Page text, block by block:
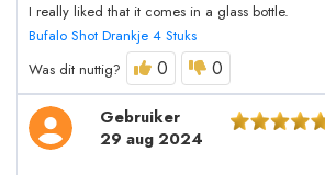
I really liked that it comes in a glass bottle.
Bufalo Shot Drankje 4 Stuks
Was dit nuttig?
0 0
Gebruiker
29 aug 2024